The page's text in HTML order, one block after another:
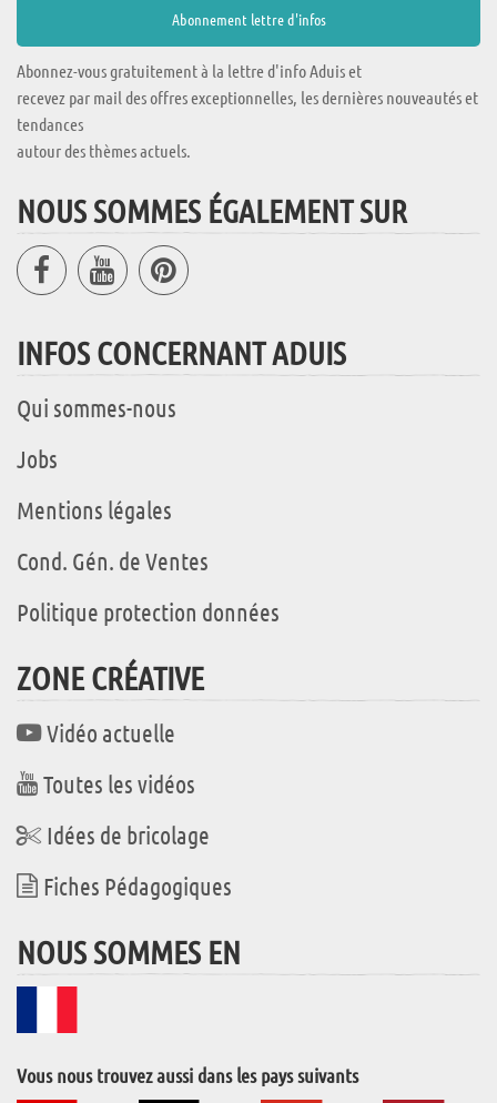
Abonnez-vous gratuitement à la lettre d'info Aduis et
recevez par mail des offres exceptionnelles, les dernières nouveautés et
tendances
autour des thèmes actuels.
NOUS SOMMES ÉGALEMENT SUR
INFOS CONCERNANT ADUIS
Qui sommes-nous
Jobs
Mentions légales
Cond. Gén. de Ventes
Politique protection données
ZONE CRÉATIVE
Vidéo actuelle
Toutes les vidéos
Idées de bricolage
Fiches Pédagogiques
NOUS SOMMES EN
Vous nous trouvez aussi dans les pays suivants